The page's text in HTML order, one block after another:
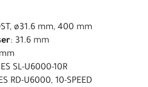
ø31.6 mm, 400 mm
: 31.6 mm
SL-U6000-10R
RD-U6000, 10-SPEED